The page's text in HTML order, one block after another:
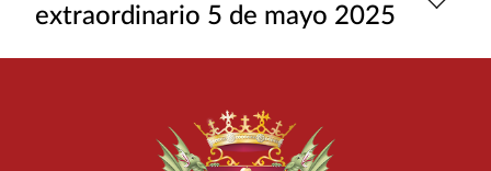
extraordinario 5 de mayo 2025